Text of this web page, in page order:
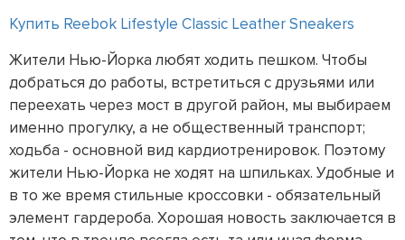
Купить Reebok Lifestyle Classic Leather Sneakers
Жители Нью-Йорка любят ходить пешком. Чтобы
добраться до работы, встретиться с друзьями или
переехать через мост в другой район, мы выбираем
именно прогулку, а не общественный транспорт;
ходьба - основной вид кардиотренировок. Поэтому
жители Нью-Йорка не ходят на шпильках. Удобные и
в то же время стильные кроссовки - обязательный
элемент гардероба. Хорошая новость заключается в